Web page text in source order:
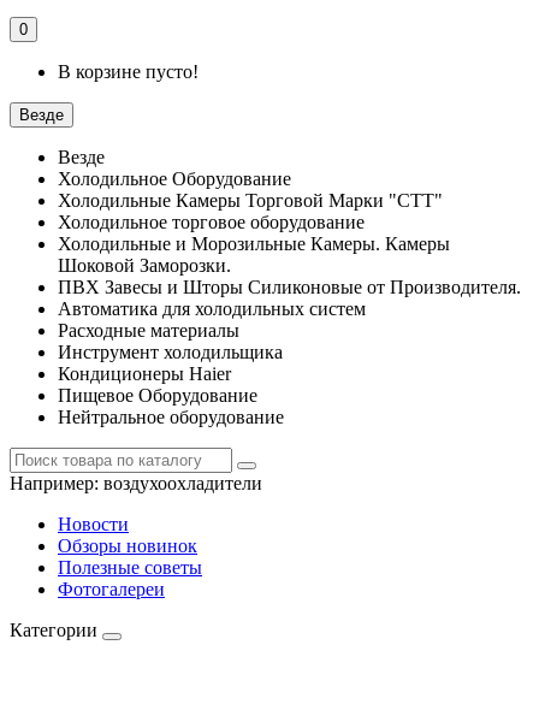
0
В корзине пусто!
Везде
Везде
Холодильное Оборудование
Холодильные Камеры Торговой Марки "СТТ"
Холодильное торговое оборудование
Холодильные и Морозильные Камеры. Камеры
Шоковой Заморозки.
ПВХ Завесы и Шторы Силиконовые от Производителя.
Автоматика для холодильных систем
Расходные материалы
Инструмент холодильщика
Кондиционеры Haier
Пищевое Оборудование
Нейтральное оборудование
Например: воздухоохладители
Новости
Обзоры новинок
Полезные советы
Фотогалереи
Категории